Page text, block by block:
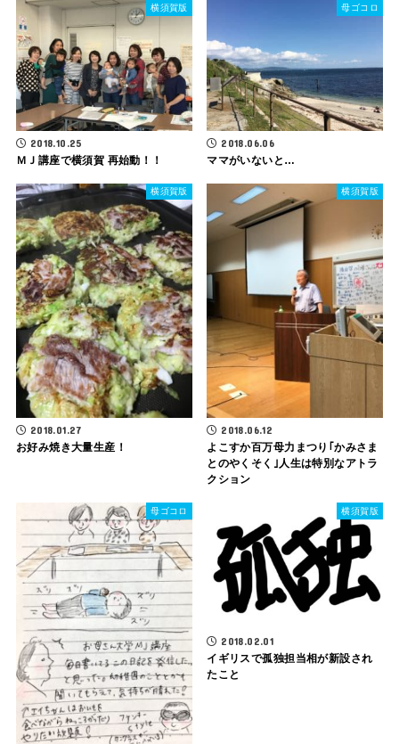
横須賀版
2018.10.25
ＭＪ講座で横須賀 再始動！！
母ゴコロ
2018.06.06
ママがいないと…
横須賀版
2018.01.27
お好み焼き大量生産！
横須賀版
2018.06.12
よこすか百万母力まつり｢かみさま
とのやくそく｣人生は特別なアトラ
クション
母ゴコロ 横須賀版
2018.02.01
イギリスで孤独担当相が新設され
たこと